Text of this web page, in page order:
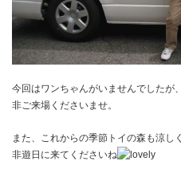
今回はワンちゃんがいませんでしたが
非ご来場くださいませ。
また、これからの季節トイの森も涼し
非遊日に来てくださいね